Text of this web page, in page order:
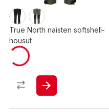
True North naisten softshell-
housut